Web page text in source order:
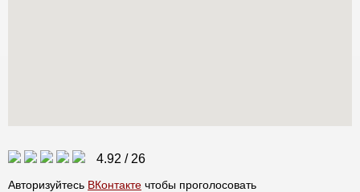
4.92 / 26
Авторизуйтесь ВКонтакте чтобы проголосовать